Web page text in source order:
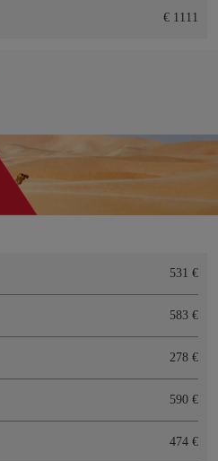
€ 1111
531 €
583 €
278 €
590 €
474 €